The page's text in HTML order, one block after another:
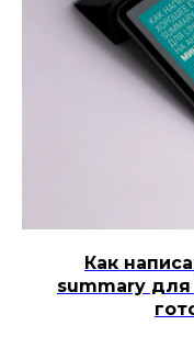
Как
summary для